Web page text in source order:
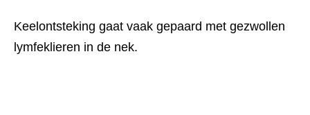
Keelontsteking gaat vaak gepaard met gezwollen
lymfeklieren in de nek.